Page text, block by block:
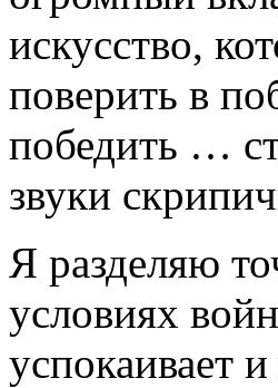
искусство,
поверить в
победить …
звуки
Я разделяю
условиях
успокаивает